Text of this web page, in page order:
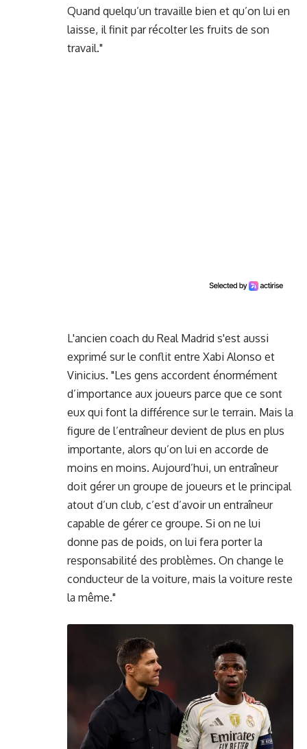
Quand quelqu’un travaille bien et qu’on lui en
laisse, il finit par récolter les fruits de son
travail."
L'ancien coach du Real Madrid s'est aussi
exprimé sur le conflit entre Xabi Alonso et
Vinicius. "Les gens accordent énormément
d’importance aux joueurs parce que ce sont
eux qui font la différence sur le terrain. Mais la
figure de l’entraîneur devient de plus en plus
importante, alors qu’on lui en accorde de
moins en moins. Aujourd’hui, un entraîneur
doit gérer un groupe de joueurs et le principal
atout d’un club, c’est d’avoir un entraîneur
capable de gérer ce groupe. Si on ne lui
donne pas de poids, on lui fera porter la
responsabilité des problèmes. On change le
conducteur de la voiture, mais la voiture reste
la même."